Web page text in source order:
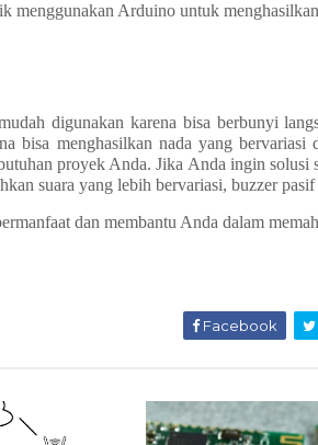
menggunakan Arduino untuk
digunakan karena bisa berbunyi
bisa menghasilkan nada yang
proyek Anda. Jika Anda ingin
suara yang lebih bervariasi, buzzer
dan membantu Anda dalam
Facebook